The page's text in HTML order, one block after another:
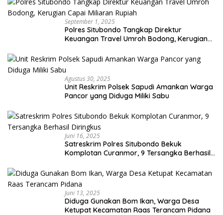
September 1, 2025
Polres Situbondo Tangkap Direktur
Keuangan Travel Umroh Bodong, Kerugian
Agustus 30, 2025
Unit Reskrim Polsek Sapudi Amankan Warga
Pancor yang Diduga Miliki Sabu
Juni 16, 2025
Satreskrim Polres Situbondo Bekuk
Komplotan Curanmor, 9 Tersangka Berhasil
Juni 13, 2025
Diduga Gunakan Bom Ikan, Warga Desa
Ketupat Kecamatan Raas Terancam Pidana